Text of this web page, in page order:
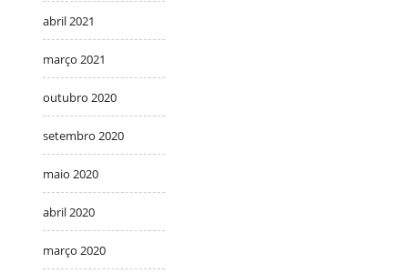
abril 2021
março 2021
outubro 2020
setembro 2020
maio 2020
abril 2020
março 2020